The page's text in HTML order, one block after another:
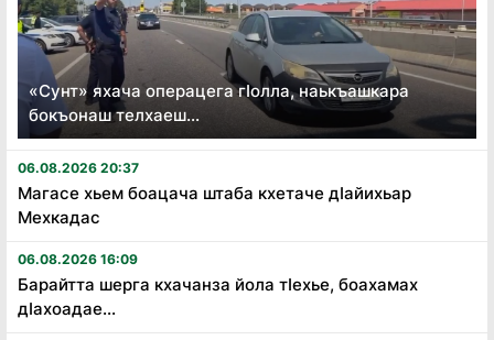
«Сунт» яхача операцега гӏолла, наькъашкара
бокъонаш телхаеш...
06.08.2026 20:37
Магасе хьем боацача штаба кхетаче дӏайихьар
Мехкадас
06.08.2026 16:09
Барайтта шерга кхачанза йола тӏехье, боахамах
дӏахоадае...